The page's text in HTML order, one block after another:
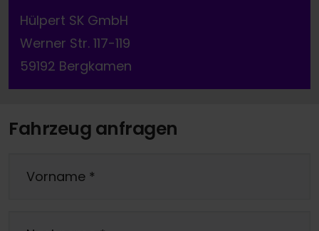
Hülpert SK GmbH
Werner Str. 117-119
59192 Bergkamen
Fahrzeug anfragen
Vorname *